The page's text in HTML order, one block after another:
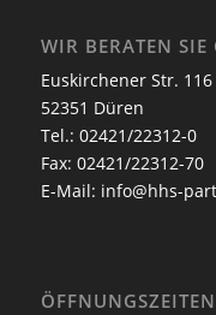
WIR BERATEN SIE
Euskirchener Str. 116
52351 Düren
Tel.: 02421/22312-0
Fax: 02421/22312-70
E-Mail: info@hhs-
ÖFFNUNGSZEITEN